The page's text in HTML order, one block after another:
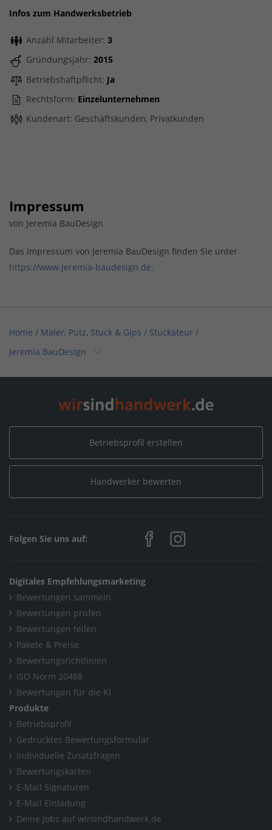
Infos zum Handwerksbetrieb
Anzahl Mitarbeiter: 3
Gründungsjahr: 2015
Betriebshaftpflicht: Ja
Rechtsform: Einzelunternehmen
Kundenart: Geschäftskunden, Privatkunden
Impressum
von Jeremia BauDesign
Das Impressum von Jeremia BauDesign finden Sie unter
https://www.jeremia-baudesign.de.
Home / Maler, Putz, Stuck & Gips / Stuckateur /
Jeremia BauDesign
Home / Baden-Württemberg / Trossingen /
Jeremia BauDesign
Betriebsprofil erstellen
Handwerker bewerten
Folgen Sie uns auf:
Digitales Empfehlungsmarketing
Bewertungen sammeln
Bewertungen prüfen
Bewertungen teilen
Pakete & Preise
Bewertungsrichtlinien
ISO Norm 20488
Bewertungen für die KI
Produkte
Betriebsprofil
Gedrucktes Bewertungsformular
Individuelle Zusatzfragen
Bewertungskarten
E-Mail Signaturen
E-Mail Einladung
Deine Jobs auf wirsindhandwerk.de